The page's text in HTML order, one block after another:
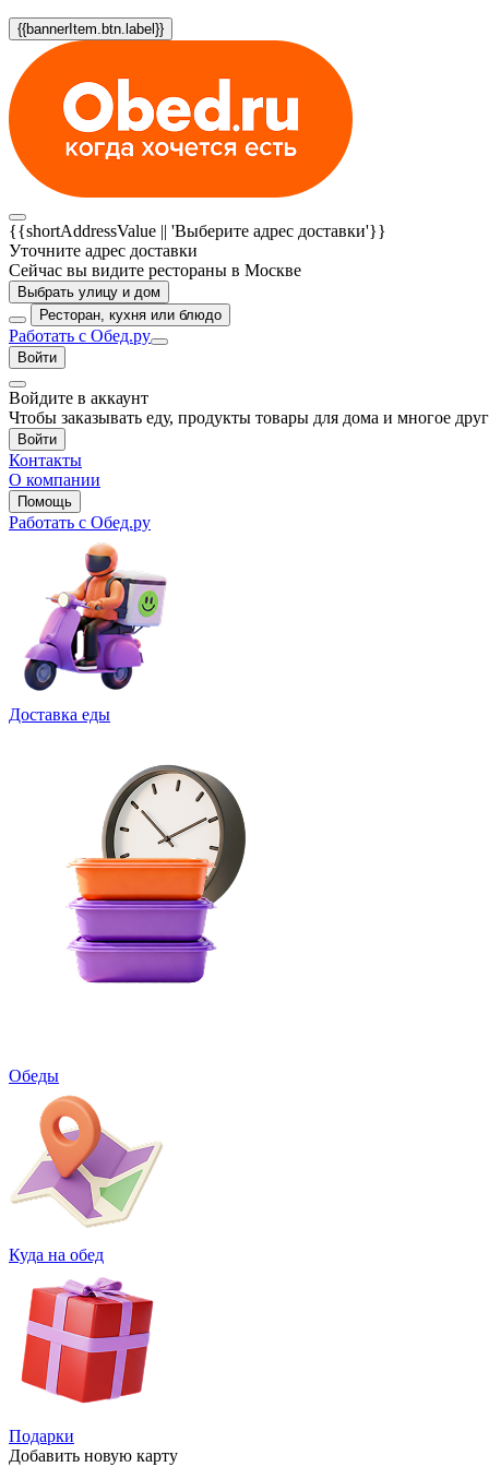
{{bannerItem.btn.label}}
{{shortAddressValue || 'Выберите адрес доставки'}}
Уточните адрес доставки
Сейчас вы видите рестораны в Москве
Выбрать улицу и дом
Ресторан, кухня или блюдо
Работать с Обед.ру
Войти
Войдите в аккаунт
Чтобы заказывать еду, продукты товары для дома и многое
Войти
Контакты
О компании
Помощь
Работать с Обед.ру
Доставка еды
Обеды
Куда на обед
Подарки
Добавить новую карту